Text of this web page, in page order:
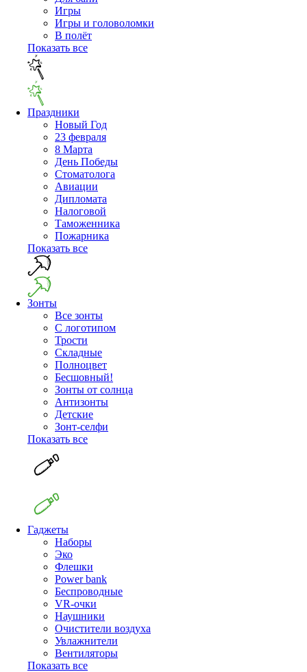
Игры
Игры и головоломки
В полёт
Показать все
Праздники
Новый Год
23 февраля
8 Марта
День Победы
Cтоматолога
Авиации
Дипломата
Налоговой
Таможенника
Пожарника
Показать все
Зонты
Все зонты
С логотипом
Трости
Складные
Полноцвет
Бесшовный!
Зонты от солнца
Антизонты
Детские
Зонт-селфи
Показать все
Гаджеты
Наборы
Эко
Флешки
Power bank
Беспроводные
VR-очки
Наушники
Очистители воздуха
Увлажнители
Вентиляторы
Показать все